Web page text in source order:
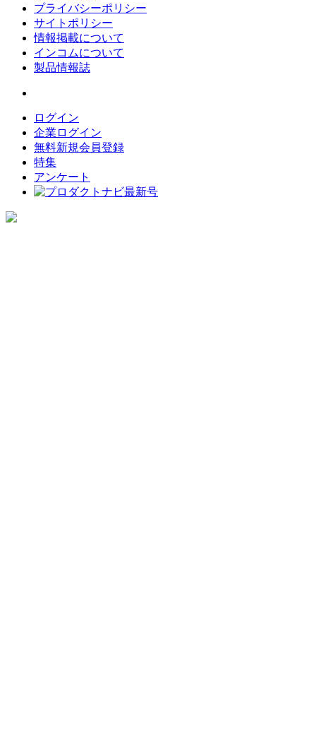
プライバシーポリシー
サイトポリシー
情報掲載について
インコムについて
製品情報誌
ログイン
企業ログイン
無料新規会員登録
特集
アンケート